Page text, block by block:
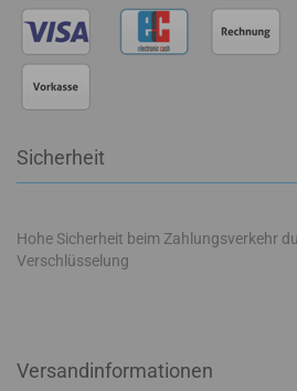
Sicherheit
Hohe Sicherheit beim Zahlungsverkehr
Verschlüsselung
Versandinformationen